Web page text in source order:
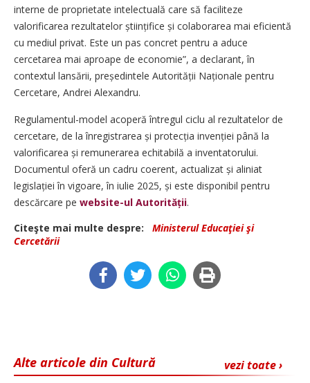
interne de proprietate intelectuală care să faciliteze
valorificarea rezultatelor științifice și colaborarea mai eficien­tă
cu mediul privat. Este un pas concret pentru a aduce
cercetarea mai aproape de economie”, a declarant, în
contextul lansării, preșe­dintele Autorității Naționale pentru
Cercetare, Andrei Alexandru.
Regulamentul-model acoperă întregul ciclu al rezultatelor de
cercetare, de la înregistrarea și protecția invenției până la
valorificarea și remunerarea echitabilă a inventatorului.
Documentul oferă un cadru coerent, actualizat și aliniat
legislației în vigoare, în iulie 2025, și este disponibil pentru
descărcare pe website-ul Autori­tății.
Citeşte mai multe despre:
Ministerul Educaţiei şi
Cercetării
vezi toate ›
Alte articole din Cultură